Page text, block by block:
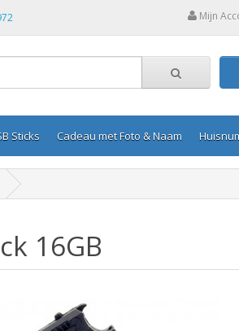
Mijn
Sticks Cadeau met Foto & Naam
16GB